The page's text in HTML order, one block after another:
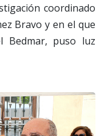
coordinado
Bravo y en el que
Bedmar, puso luz